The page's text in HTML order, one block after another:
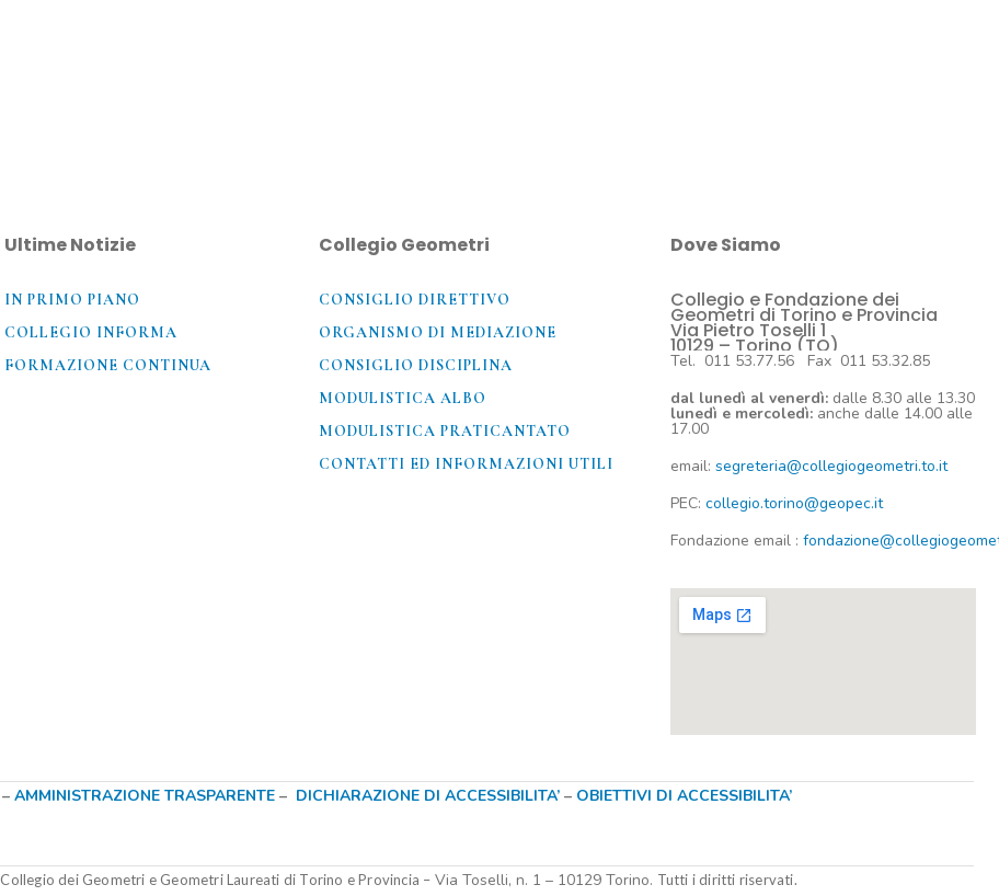
Ultime Notizie
IN PRIMO PIANO
COLLEGIO INFORMA
FORMAZIONE CONTINUA
Collegio Geometri
CONSIGLIO DIRETTIVO
ORGANISMO DI MEDIAZIONE
CONSIGLIO DISCIPLINA
MODULISTICA ALBO
MODULISTICA PRATICANTATO
CONTATTI ED INFORMAZIONI UTILI​
Dove Siamo
Collegio e Fondazione dei
Geometri di Torino e Provincia
Via Pietro Toselli 1
10129 – Torino (TO)
Tel. 011 53.77.56 Fax 011 53.32.85
dal lunedì al venerdì: dalle 8.30 alle 13.30
lunedì e mercoledì: anche dalle 14.00 alle
17.00
email: segreteria@collegiogeometri.to.it
PEC: collegio.torino@geopec.it
Fondazione email :
– AMMINISTRAZIONE TRASPARENTE– DICHIARAZIONE DI ACCESSIBILITA’– OBIETTIVI DI ACCESSIBILITA’
Collegio dei Geometri e Geometri Laureati di Torino e Provincia – Via Toselli, n. 1 – 10129 Torino. Tutti i diritti riservati.